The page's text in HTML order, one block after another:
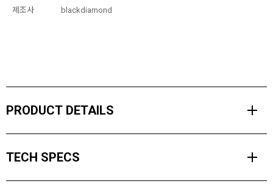
제조사 blackdiamond
PRODUCT DETAILS
간의 보온재가 내장 되었습니다.
TECH SPECS